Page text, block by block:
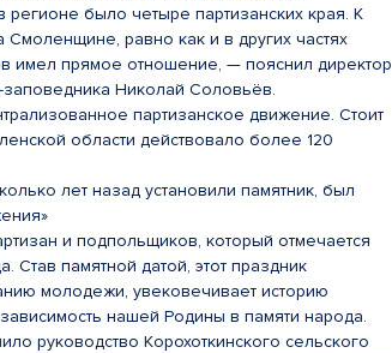
регионе было четыре партизанских края. К
Смоленщине, равно как и в других частях
имел прямое отношение, — пояснил директор
Николай Соловьёв.
партизанское движение. Стоит
области действовало более 120
лет назад установили памятник, был
и подпольщиков, который отмечается
памятной датой, этот праздник
молодежи, увековечивает историю
нашей Родины в памяти народа.
руководство Корохоткинского сельского